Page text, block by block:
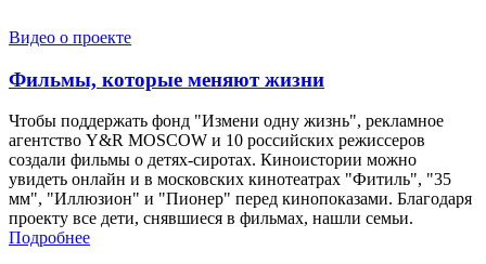
Видео о проекте
Фильмы, которые меняют жизни
Чтобы поддержать фонд "Измени одну жизнь", рекламное
агентство Y&R MOSCOW и 10 российских режиссеров
создали фильмы о детях-сиротах. Киноистории можно
увидеть онлайн и в московских кинотеатрах "Фитиль", "35
мм", "Иллюзион" и "Пионер" перед кинопоказами. Благодаря
проекту все дети, снявшиеся в фильмах, нашли семьи.
Подробнее